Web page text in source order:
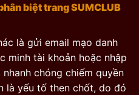
biệt trang SUMCLUB
là gửi email mạo danh
minh tài khoản hoặc nhập
nhanh chóng chiếm quyền
là yếu tố then chốt, do đó